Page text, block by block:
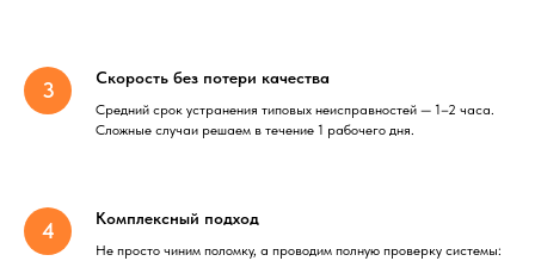
Скорость без потери качества
Средний срок устранения типовых неисправностей — 1–2 часа.
Сложные случаи решаем в течение 1 рабочего дня.
Комплексный подход
Не просто чиним поломку, а проводим полную проверку системы: